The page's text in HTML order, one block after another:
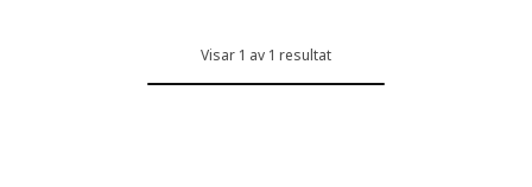
Visar 1 av 1 resultat